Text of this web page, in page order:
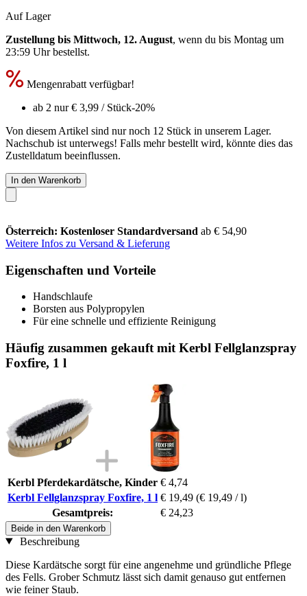
Auf Lager
Zustellung bis Mittwoch, 12. August, wenn du bis Montag um
23:59 Uhrbestellst.
Mengenrabatt verfügbar!
ab 2 nur€ 3,99 / Stück-20%
Von diesem Artikel sind nur noch 12 Stück in unserem Lager.
Nachschub ist unterwegs! Falls mehr bestellt wird, könnte dies das
Zustelldatum beeinflussen.
In den Warenkorb
Österreich: Kostenloser Standardversand ab € 54,90
Weitere Infos zu Versand & Lieferung
Eigenschaften und Vorteile
Handschlaufe
Borsten aus Polypropylen
Für eine schnelle und effiziente Reinigung
Häufig zusammen gekauft mit Kerbl Fellglanzspray
Foxfire, 1 l
Kerbl Pferdekardätsche, Kinder € 4,74
Kerbl Fellglanzspray Foxfire, 1 l € 19,49 (€ 19,49 / l)
Gesamtpreis:
€ 24,23
Beide in den Warenkorb
Beschreibung
Diese Kardätsche sorgt für eine angenehme und gründliche Pflege
des Fells. Grober Schmutz lässt sich damit genauso gut entfernen
wie feiner Staub.